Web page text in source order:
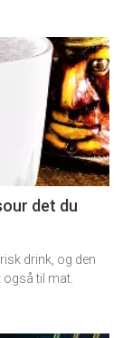
det du
drink, og den
til mat.